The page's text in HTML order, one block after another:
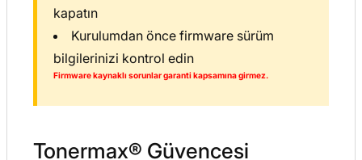
kapatın
Kurulumdan önce firmware sürüm
bilgilerinizi kontrol edin
Firmware kaynaklı sorunlar garanti kapsamına girmez.
Tonermax® Güvencesi